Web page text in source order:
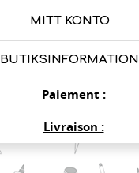
Paiement :
Livraison :
MITT KONTO
BUTIKSINFORMATION